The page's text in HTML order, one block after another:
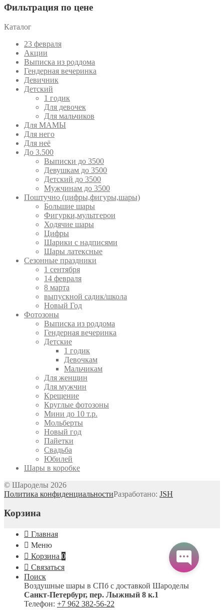
Фильтрация по цене
Каталог
23 февраля
Акции
Выписка из роддома
Гендерная вечеринка
Девичник
Детский
1 годик
Для девочек
Для мальчиков
Для МАМЫ
Для него
Для неё
До 3.500
Выписки до 3500
Девушкам до 3500
Детский до 3500
Мужчинам до 3500
Поштучно (цифры,фигуры,шары)
Большие шары
Фигурки,мультгерои
Ходячие шары
Цифры
Шарики с надписями
Шары латексные
Сезонные праздники
1 сентября
14 февраля
8 марта
выпускной садик/школа
Новый Год
Фотозоны
Выписка из роддома
Гендерная вечеринка
Детские
1 годик
Девочкам
Мальчикам
Для женщин
Для мужчин
Крещение
Круглые фотозоны
Мини до 10 т.р.
Мольберты
Новый год
Пайетки
Свадьба
Юбилей
Шары в коробке
© Шароделы 2026
Политика конфиденциальностиРазработано: JSH
Корзина
Главная
Меню
Корзина 0
Связаться
Поиск
Воздушные шары в СПб с доставкой Шароделы
Санкт-Петербург, пер. Лыжный 8 к.1
Телефон: +7 962 382-56-22